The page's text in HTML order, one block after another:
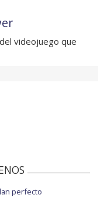
videojuego que
perfecto